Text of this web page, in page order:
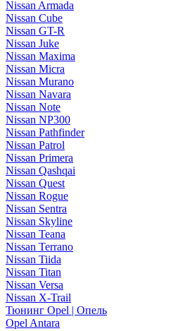
Nissan Armada
Nissan Cube
Nissan GT-R
Nissan Juke
Nissan Maxima
Nissan Micra
Nissan Murano
Nissan Navara
Nissan Note
Nissan NP300
Nissan Pathfinder
Nissan Patrol
Nissan Primera
Nissan Qashqai
Nissan Quest
Nissan Rogue
Nissan Sentra
Nissan Skyline
Nissan Teana
Nissan Terrano
Nissan Tiida
Nissan Titan
Nissan Versa
Nissan X-Trail
Тюнинг Opel | Опель
Opel Antara